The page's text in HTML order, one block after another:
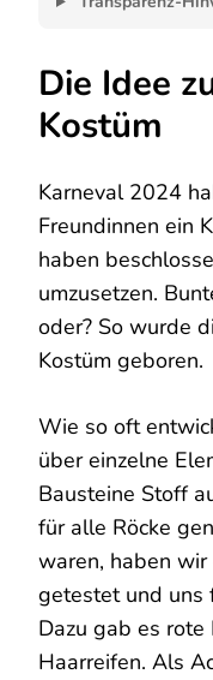
Die Idee
Kostüm
Karneval 2024
Freundinnen ein
haben
umzusetzen.
oder? So wurde
Kostüm geboren.
Wie so oft
über einzelne
Bausteine Stoff
für alle Röcke
waren, haben wir
getestet und uns
Dazu gab es
Haarreifen. Als